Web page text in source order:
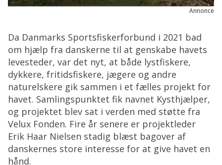
Annonce
Da Danmarks Sportsfiskerforbund i 2021 bad
om hjælp fra danskerne til at genskabe havets
levesteder, var det nyt, at både lystfiskere,
dykkere, fritidsfiskere, jægere og andre
naturelskere gik sammen i et fælles projekt for
havet. Samlingspunktet fik navnet Kysthjælper,
og projektet blev sat i verden med støtte fra
Velux Fonden. Fire år senere er projektleder
Erik Haar Nielsen stadig blæst bagover af
danskernes store interesse for at give havet en
hånd.